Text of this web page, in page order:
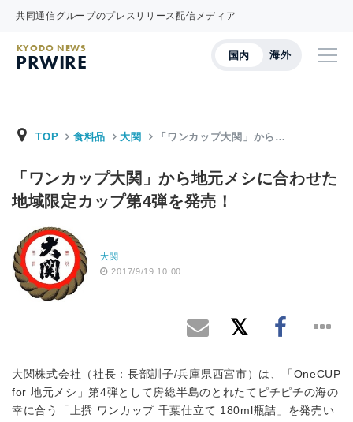
共同通信グループのプレスリリース配信メディア
国内 海外
KYODO NEWS
PRWIRE
TOP 食料品 大関 「ワンカップ大関」から…
「ワンカップ大関」から地元メシに合わせた
地域限定カップ第4弾を発売！
大関
2017/9/19 10:00
大関株式会社（社長：長部訓子/兵庫県西宮市）は、「OneCUP
for 地元メシ」第4弾として房総半島のとれたてピチピチの海の
幸に合う「上撰 ワンカップ 千葉仕立て 180ml瓶詰」を発売い